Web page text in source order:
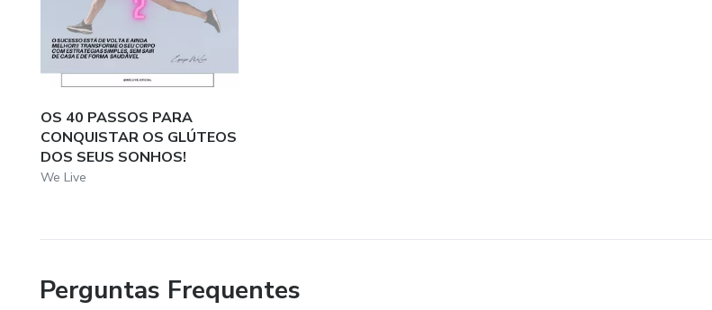
OS 40 PASSOS PARA
CONQUISTAR OS GLÚTEOS
DOS SEUS SONHOS!
We Live
Perguntas Frequentes